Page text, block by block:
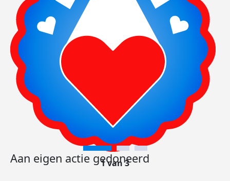
Aan eigen actie gedoneerd
1 van 3